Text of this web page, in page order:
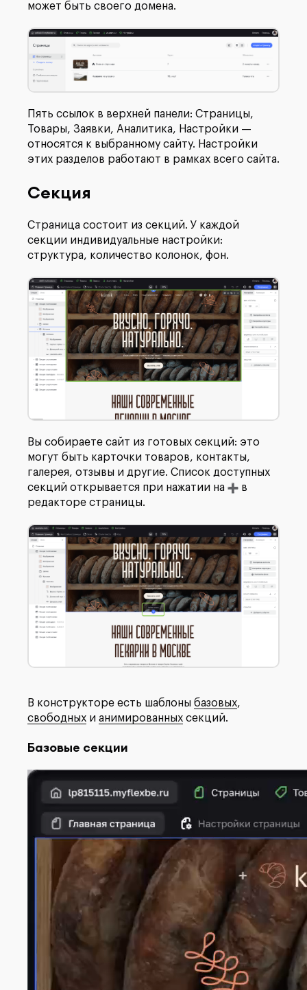
может быть своего домена.
Пять ссылок в верхней панели: Страницы,
Товары, Заявки, Аналитика, Настройки —
относятся к выбранному сайту. Настройки
этих разделов работают в рамках всего сайта.
Секция
Страница состоит из секций. У каждой
секции индивидуальные настройки:
структура, количество колонок, фон.
Вы собираете сайт из готовых секций: это
могут быть карточки товаров, контакты,
галерея, отзывы и другие. Список доступных
секций открывается при нажатии на
в
редакторе страницы.
В конструкторе есть шаблоны базовых,
свободных и анимированных секций.
Базовые секции